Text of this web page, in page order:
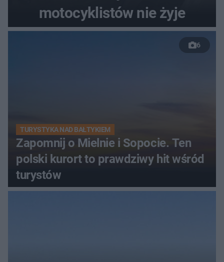
motocyklistów nie żyje
6
TURYSTYKA NAD BAŁTYKIEM
Zapomnij o Mielnie i Sopocie. Ten
polski kurort to prawdziwy hit wśród
turystów